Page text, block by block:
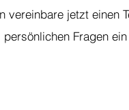
vereinbare jetzt einen
persönlichen Fragen